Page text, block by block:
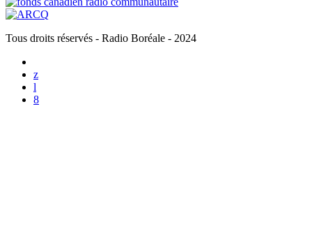
Tous droits réservés - Radio Boréale - 2024